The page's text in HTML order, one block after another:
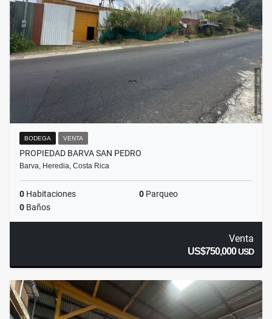
BODEGA VENTA
PROPIEDAD BARVA SAN PEDRO
Barva, Heredia, Costa Rica
0 Habitaciones 0 Parqueo
0 Baños
Venta
US$750,000USD